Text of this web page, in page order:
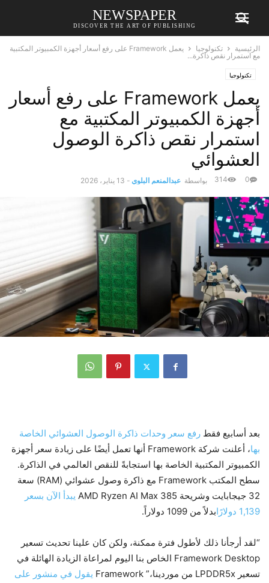
NEWSPAPER
DISCOVER THE ART OF PUBLISHING
الرئيسية تكنولوجيا
يعمل Framework على رفع أسعار أجهزة الكمبيوتر المكتبية
مع استمرار نقص ذاكرة...
تكنولوجيا
يعمل Framework على رفع أسعار
أجهزة الكمبيوتر المكتبية مع
استمرار نقص ذاكرة الوصول
العشوائي
بواسطة عبدالمنعم البلوي - 13 يناير، 2026 0
314
بعد أسابيع فقط رفع سعر وحدات ذاكرة الوصول العشوائي الخاصة
بها
، أعلنت شركة Framework أنها تعمل أيضًا على زيادة سعر أجهزة
الكمبيوتر المكتبية الخاصة بها استجابةً للنقص العالمي في الذاكرة.
سطح المكتب Framework مع ذاكرة وصول عشوائي (RAM) سعة
32 جيجابايت وشريحة AMD Ryzen AI Max 385
يبدأ الآن بسعر
1,139 دولارًا
بدلاً من 1099 دولاراً.
“لقد أرجأنا ذلك لأطول فترة ممكنة، ولكن كان علينا تحديث تسعير
Framework Desktop الخاص بنا اليوم لمراعاة الزيادة الهائلة في
تسعير LPDDR5x من موردينا،” Framework
يقول في منشور على